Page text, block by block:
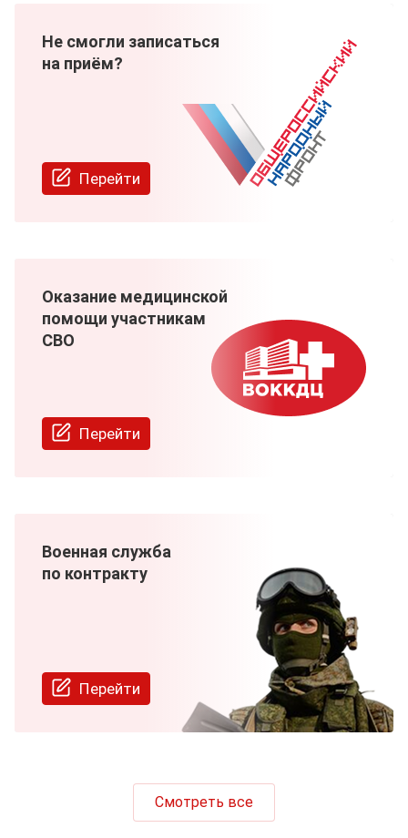
Не смогли записаться
на приём?
Перейти
Оказание медицинской
помощи участникам
СВО
Перейти
Военная служба
по контракту
Перейти
Смотреть все